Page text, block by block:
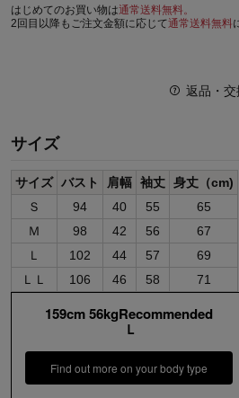
はじめてのお買い物は通常送料無料。
2回目以降もご注文金額に応じて通常送料無料
返品・
サイズ
サイズ バスト 肩幅 袖丈 身丈（cm)
Ｓ
94 40 55
65
Ｍ
98 42 56
67
Ｌ
102 44 57
69
ＬＬ
106 46 58 71
159cm 56kgRecommended
Ｌ
Find out more on your body type